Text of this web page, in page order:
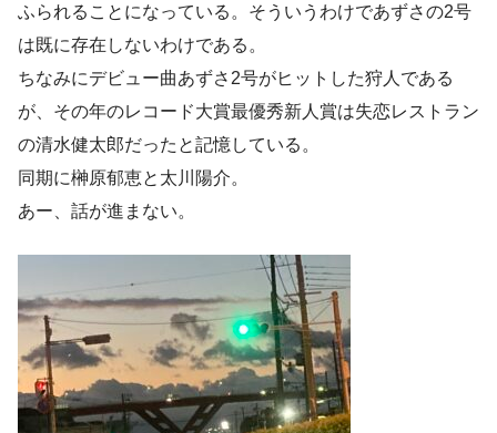
ふられることになっている。そういうわけであずさの2号
は既に存在しないわけである。
ちなみにデビュー曲あずさ2号がヒットした狩人である
が、その年のレコード大賞最優秀新人賞は失恋レストラン
の清水健太郎だったと記憶している。
同期に榊原郁恵と太川陽介。
あー、話が進まない。